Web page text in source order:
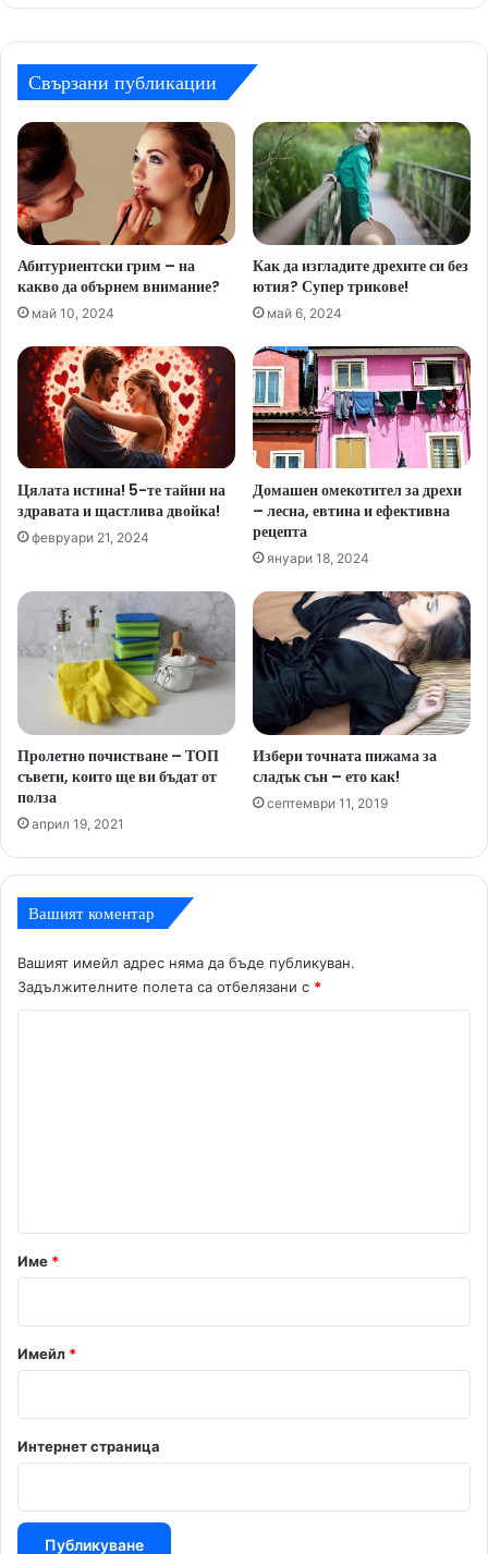
Свързани публикации
Абитуриентски грим – на
какво да обърнем внимание?
май 10, 2024
Как да изгладите дрехите си без
ютия? Супер трикове!
май 6, 2024
Цялата истина! 5-те тайни на
здравата и щастлива двойка!
февруари 21, 2024
Домашен омекотител за дрехи
– лесна, евтина и ефективна
рецепта
януари 18, 2024
Пролетно почистване – ТОП
съвети, които ще ви бъдат от
полза
април 19, 2021
Избери точната пижама за
сладък сън – ето как!
септември 11, 2019
Вашият коментар
Вашият имейл адрес няма да бъде публикуван.
Задължителните полета са отбелязани с *
р
*
Име *
Имейл *
Интернет страница